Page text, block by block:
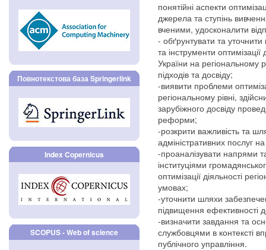
Повнотекстова база Springerlink
Index Copernicus
SCOPUS - Web of science
понятійні аспекти
джерела та ступінь
вченими, удосконалити
- обґрунтувати та
та інструменти оптимізації
України на регіональному
підходів та досвіду;
-виявити проблеми
регіональному рівні,
зарубіжного досвіду
реформи;
-розкрити важливість та
адміністративних послуг
-проаналізувати напрями
інституціями
оптимізації діяльності
умовах;
-уточнити шляхи
підвищення ефективності
-визначити завдання та
службовцями в контексті
публічного управління.